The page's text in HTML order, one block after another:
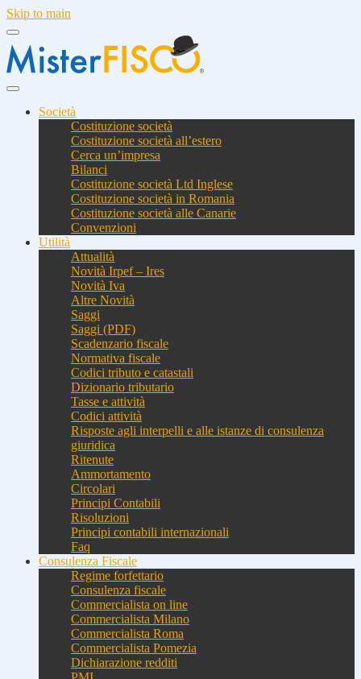
Skip to main
Società
Costituzione società
Costituzione società all’estero
Cerca un’impresa
Bilanci
Costituzione società Ltd Inglese
Costituzione società in Romania
Costituzione società alle Canarie
Convenzioni
Utilità
Attualità
Novità Irpef – Ires
Novità Iva
Altre Novità
Saggi
Saggi (PDF)
Scadenzario fiscale
Normativa fiscale
Codici tributo e catastali
Dizionario tributario
Tasse e attività
Codici attività
Risposte agli interpelli e alle istanze di consulenza
giuridica
Ritenute
Ammortamento
Circolari
Principi Contabili
Risoluzioni
Principi contabili internazionali
Faq
Consulenza Fiscale
Regime forfettario
Consulenza fiscale
Commercialista on line
Commercialista Milano
Commercialista Roma
Commercialista Pomezia
Dichiarazione redditi